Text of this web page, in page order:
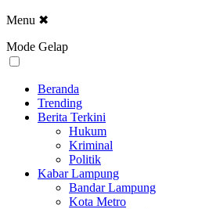
Menu ✖
Mode Gelap
Beranda
Trending
Berita Terkini
Hukum
Kriminal
Politik
Kabar Lampung
Bandar Lampung
Kota Metro